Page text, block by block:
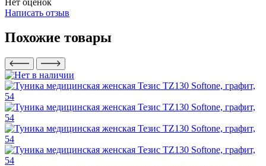
Написать отзыв
Похожие товары